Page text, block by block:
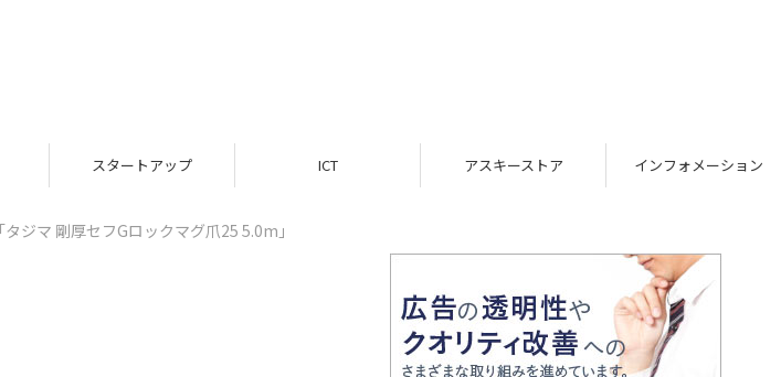
スタートアップ ICT アスキーストア インフォメーション
ジマ 剛厚セフGロックマグ爪25 5.0m」